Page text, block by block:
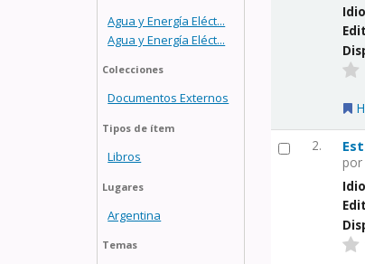
Agua y Energía Eléct...
Agua y Energía Eléct...
Colecciones
Documentos Externos
Tipos de ítem
Libros
Lugares
Argentina
Temas
2.